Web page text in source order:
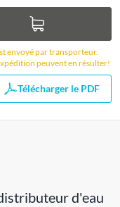
envoyé par transporteur.
peuvent en résulter!
Télécharger le PDF
d'eau